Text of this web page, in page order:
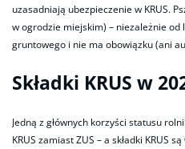
uzasadniają ubezpieczenie w KRUS.
w ogrodzie miejskim) – niezależnie od
gruntowego i nie ma obowiązku (ani
Składki KRUS w
Jedną z głównych korzyści statusu
KRUS zamiast ZUS – a składki KRUS